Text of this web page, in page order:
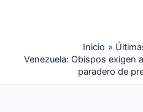
Inicio
Venezuela: Obispos exigen
paradero de